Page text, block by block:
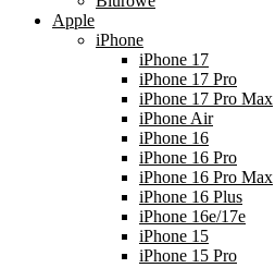
Apple
iPhone
iPhone 17
iPhone 17 Pro
iPhone 17 Pro Max
iPhone Air
iPhone 16
iPhone 16 Pro
iPhone 16 Pro Max
iPhone 16 Plus
iPhone 16e/17e
iPhone 15
iPhone 15 Pro